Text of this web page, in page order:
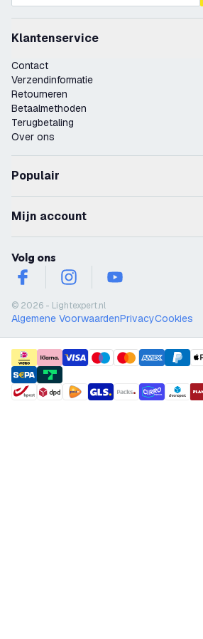
Klantenservice
Contact
Verzendinformatie
Retourneren
Betaalmethoden
Terugbetaling
Over ons
Populair
Mijn account
Volg ons
facebookinstagramyoutube
© 2026 - Lightexpert.nl
Algemene VoorwaardenPrivacyCookies
payment methods
shipment methods